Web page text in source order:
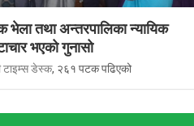
भेला तथा अन्तरपालिका न्यायिक
भएको गुनासो
टाइम्स डेस्क, २६१ पटक पढिएको